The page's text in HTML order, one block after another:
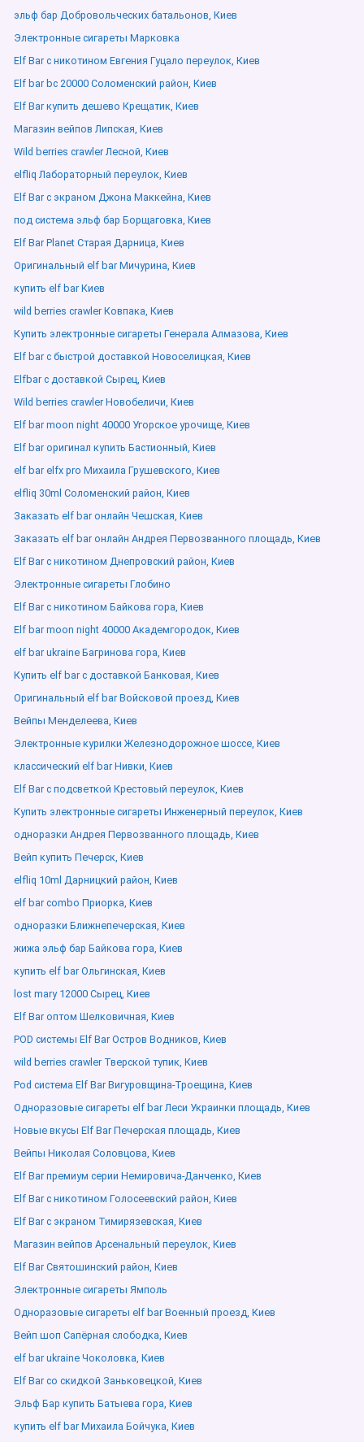
эльф бар Добровольческих батальонов, Киев
Электронные сигареты Марковка
Elf Bar с никотином Евгения Гуцало переулок, Киев
Elf bar bc 20000 Соломенский район, Киев
Elf Bar купить дешево Крещатик, Киев
Магазин вейпов Липская, Киев
Wild berries crawler Лесной, Киев
elfliq Лабораторный переулок, Киев
Elf Bar с экраном Джона Маккейна, Киев
под система эльф бар Борщаговка, Киев
Elf Bar Planet Старая Дарница, Киев
Оригинальный elf bar Мичурина, Киев
купить elf bar Киев
wild berries crawler Ковпака, Киев
Купить электронные сигареты Генерала Алмазова, Киев
Elf bar с быстрой доставкой Новоселицкая, Киев
Elfbar с доставкой Сырец, Киев
Wild berries crawler Новобеличи, Киев
Elf bar moon night 40000 Угорское урочище, Киев
Elf bar оригинал купить Бастионный, Киев
elf bar elfx pro Михаила Грушевского, Киев
elfliq 30ml Соломенский район, Киев
Заказать elf bar онлайн Чешская, Киев
Заказать elf bar онлайн Андрея Первозванного площадь, Киев
Elf Bar с никотином Днепровский район, Киев
Электронные сигареты Глобино
Elf Bar с никотином Байкова гора, Киев
Elf bar moon night 40000 Академгородок, Киев
elf bar ukraine Багринова гора, Киев
Купить elf bar с доставкой Банковая, Киев
Оригинальный elf bar Войсковой проезд, Киев
Вейпы Менделеева, Киев
Электронные курилки Железнодорожное шоссе, Киев
классический elf bar Нивки, Киев
Elf Bar с подсветкой Крестовый переулок, Киев
Купить электронные сигареты Инженерный переулок, Киев
одноразки Андрея Первозванного площадь, Киев
Вейп купить Печерск, Киев
elfliq 10ml Дарницкий район, Киев
elf bar combo Приорка, Киев
одноразки Ближнепечерская, Киев
жижа эльф бар Байкова гора, Киев
купить elf bar Ольгинская, Киев
lost mary 12000 Сырец, Киев
Elf Bar оптом Шелковичная, Киев
POD системы Elf Bar Остров Водников, Киев
wild berries crawler Тверской тупик, Киев
Pod система Elf Bar Вигуровщина-Троещина, Киев
Одноразовые сигареты elf bar Леси Украинки площадь, Киев
Новые вкусы Elf Bar Печерская площадь, Киев
Вейпы Николая Соловцова, Киев
Elf Bar премиум серии Немировича-Данченко, Киев
Elf Bar с никотином Голосеевский район, Киев
Elf Bar с экраном Тимирязевская, Киев
Магазин вейпов Арсенальный переулок, Киев
Elf Bar Святошинский район, Киев
Электронные сигареты Ямполь
Одноразовые сигареты elf bar Военный проезд, Киев
Вейп шоп Сапёрная слободка, Киев
elf bar ukraine Чоколовка, Киев
Elf Bar со скидкой Заньковецкой, Киев
Эльф Бар купить Батыева гора, Киев
купить elf bar Михаила Бойчука, Киев